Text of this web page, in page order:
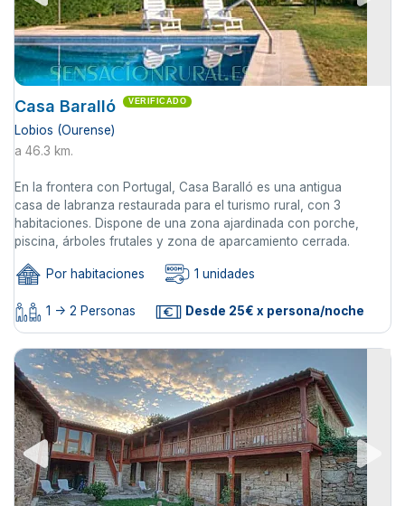
Casa Baralló VERIFICADO
Lobios (Ourense)
a 46.3 km.
En la frontera con Portugal, Casa Baralló es una antigua
casa de labranza restaurada para el turismo rural, con 3
habitaciones. Dispone de una zona ajardinada con porche,
piscina, árboles frutales y zona de aparcamiento cerrada.
Por habitaciones 1 unidades
1 -> 2 Personas Desde 25€ x persona/noche